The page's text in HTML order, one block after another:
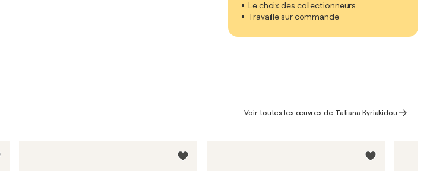
Le choix des collectionneurs
Travaille sur commande
Voir toutes les œuvres de Tatiana Kyriakidou